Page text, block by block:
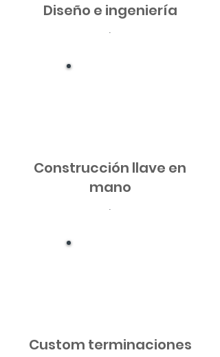
Diseño e ingeniería
.
Construcción llave en
mano
.
Custom terminaciones